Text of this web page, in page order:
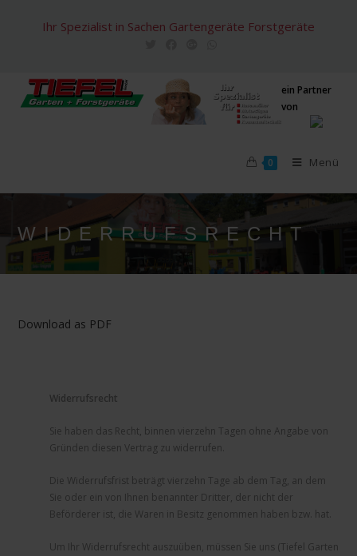
Ihr Spezialist in Sachen Gartengeräte Forstgeräte
ein Partner
von
0 Menü
WIDERRUFSRECHT
Download as PDF
Widerrufsrecht
Sie haben das Recht, binnen vierzehn Tagen ohne Angabe von
Gründen diesen Vertrag zu widerrufen.
Die Widerrufsfrist beträgt vierzehn Tage ab dem Tag, an dem
Sie oder ein von Ihnen benannter Dritter, der nicht der
Beförderer ist, die Waren in Besitz genommen haben bzw. hat.
Um Ihr Widerrufsrecht auszuüben, müssen Sie uns (Tiefel Garten